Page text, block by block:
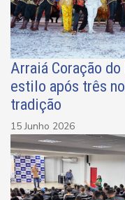
Arraiá Coração
estilo após três
tradição
15 Junho 2026